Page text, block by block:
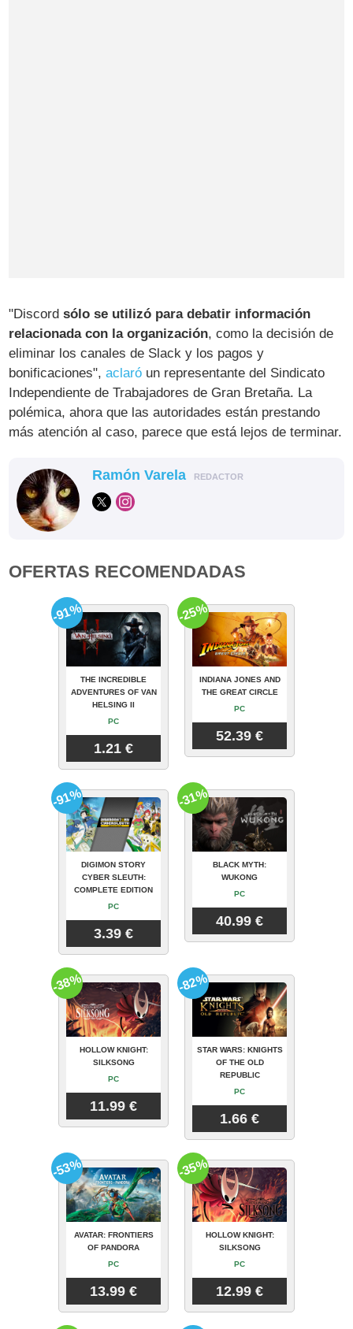
"Discordsólo se utilizó para debatir información
relacionada con la organización, como la decisión de
eliminar los canales de Slack y los pagos y
bonificaciones",aclaró un representante del Sindicato
Independiente de Trabajadores de Gran Bretaña. La
polémica, ahora que las autoridades están prestando
más atención al caso, parece que está lejos de terminar.
Ramón Varela REDACTOR
OFERTAS RECOMENDADAS
THE INCREDIBLE
ADVENTURES OF VAN
HELSING II
PC
1.21 €
-91%
INDIANA JONES AND
THE GREAT CIRCLE
PC
52.39 €
-25%
DIGIMON STORY
CYBER SLEUTH:
COMPLETE EDITION
PC
3.39 €
-91%
BLACK MYTH:
WUKONG
PC
40.99 €
-31%
HOLLOW KNIGHT:
SILKSONG
PC
11.99 €
-38%
STAR WARS: KNIGHTS
OF THE OLD
REPUBLIC
PC
1.66 €
-82%
AVATAR: FRONTIERS
OF PANDORA
PC
13.99 €
-53%
HOLLOW KNIGHT:
SILKSONG
PC
12.99 €
-35%